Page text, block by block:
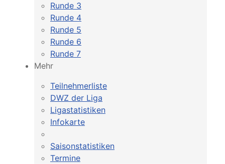
Runde 3
Runde 4
Runde 5
Runde 6
Runde 7
Mehr
Teilnehmerliste
DWZ der Liga
Ligastatistiken
Infokarte
Saisonstatistiken
Termine